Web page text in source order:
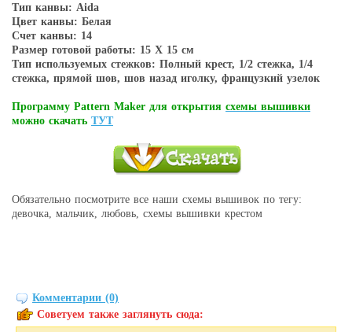
Тип канвы: Aida
Цвет канвы: Белая
Счет канвы: 14
Размер готовой работы: 15 Х 15 см
Тип используемых стежков: Полный крест, 1/2 стежка, 1/4
стежка, прямой шов, шов назад иголку, французкий узелок
Программу Pattern Maker для открытия схемы вышивки
можно скачать ТУТ
Обязательно посмотрите все наши схемы вышивок по тегу:
девочка, мальчик, любовь, схемы вышивки крестом
Комментарии (0)
Советуем также заглянуть сюда: